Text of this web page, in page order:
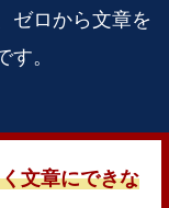
ゼロから文章を
。
文章にできな